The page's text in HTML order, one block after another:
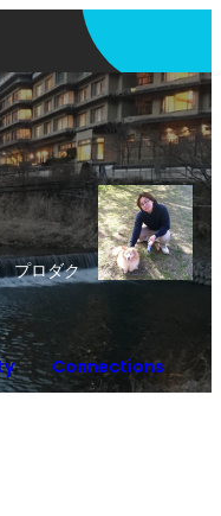
プロダク
Connections